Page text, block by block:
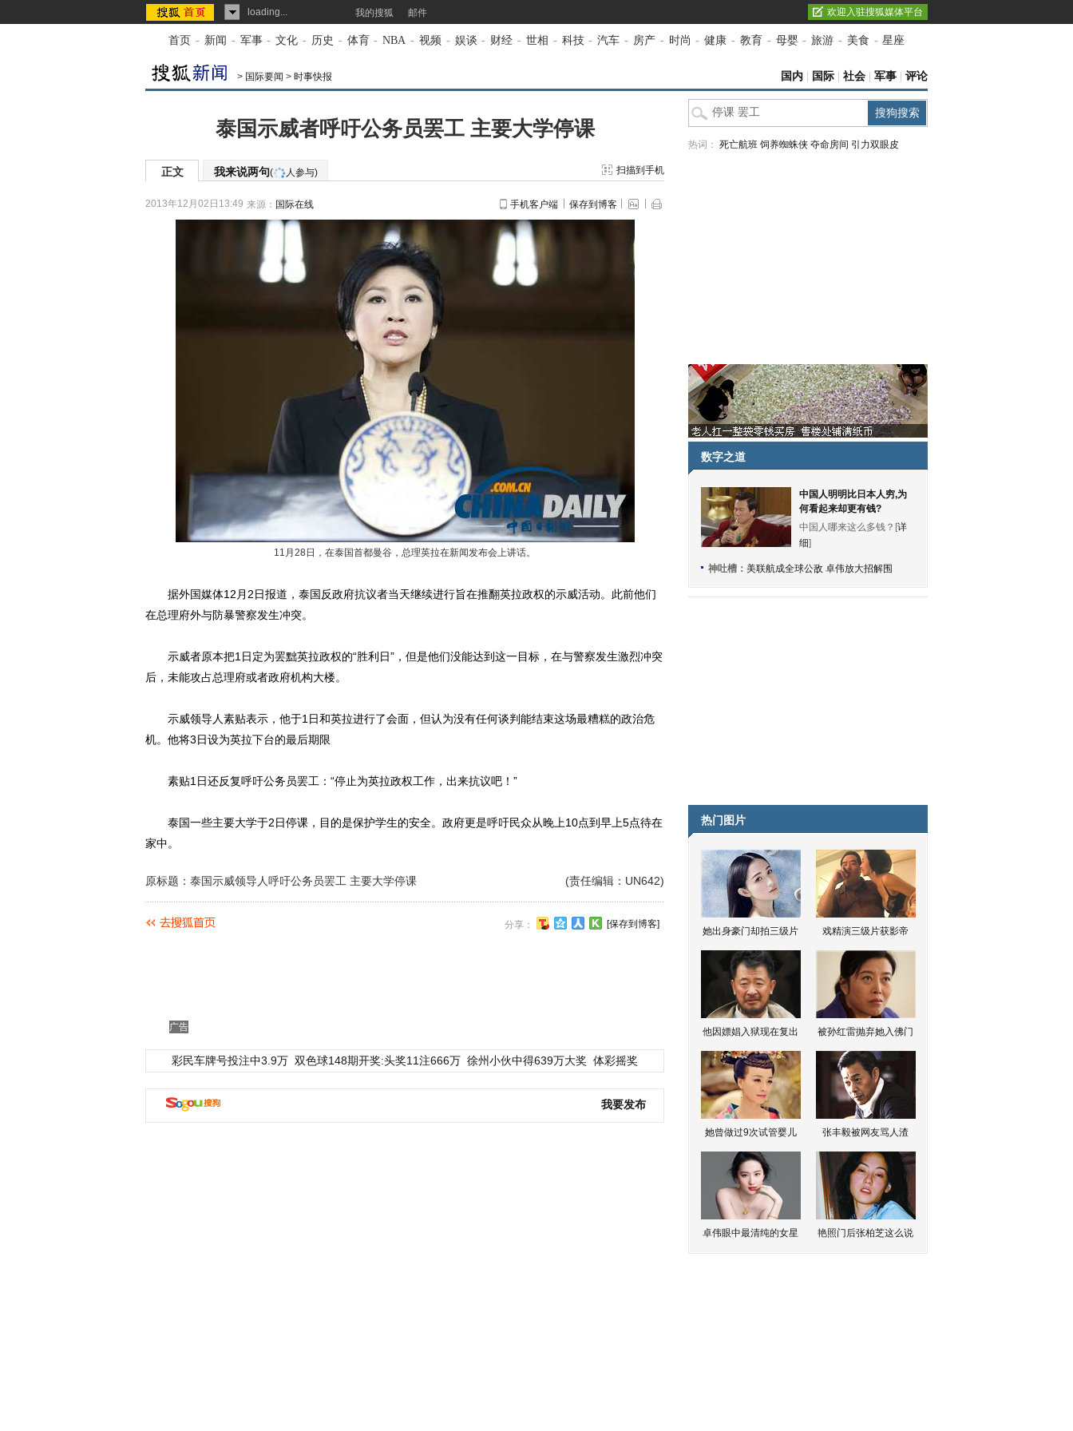
loading... 我的搜狐 邮件 欢迎入驻搜狐媒体平台
首页 - 新闻 - 军事 - 文化 - 历史 - 体育 - NBA - 视频 - 娱谈 - 财经 - 世相 - 科技 - 汽车 - 房产 - 时尚 - 健康 - 教育 - 母婴 - 旅游 - 美食 - 星座
> 国际要闻 > 时事快报 国内 国际 社会 军事 评论
泰国示威者呼吁公务员罢工 主要大学停课
正文 我来说两句( 人参与) 扫描到手机
2013年12月02日13:49 来源： 国际在线 手机客户端 保存到博客
11月28日，在泰国首都曼谷，总理英拉在新闻发布会上讲话。
据外国媒体12月2日报道，泰国反政府抗议者当天继续进行旨在推翻英拉政权的示威活动。此前他们
在总理府外与防暴警察发生冲突。
示威者原本把1日定为罢黜英拉政权的“胜利日”，但是他们没能达到这一目标，在与警察发生激烈冲突
后，未能攻占总理府或者政府机构大楼。
示威领导人素贴表示，他于1日和英拉进行了会面，但认为没有任何谈判能结束这场最糟糕的政治危
机。他将3日设为英拉下台的最后期限
素贴1日还反复呼吁公务员罢工：“停止为英拉政权工作，出来抗议吧！”
泰国一些主要大学于2日停课，目的是保护学生的安全。政府更是呼吁民众从晚上10点到早上5点待在
家中。
(责任编辑：UN642)
原标题：泰国示威领导人呼吁公务员罢工 主要大学停课
分享： [保存到博客]
广告
彩民车牌号投注中3.9万 双色球148期开奖:头奖11注666万 徐州小伙中得639万大奖 体彩摇奖
我要发布
热词： 死亡航班 饲养蜘蛛侠 夺命房间 引力双眼皮
数字之道
中国人明明比日本人穷,为
何看起来却更有钱?
中国人哪来这么多钱？[详
细]
神吐槽： 美联航成全球公敌 卓伟放大招解围
热门图片
她出身豪门却拍三级片 戏精演三级片获影帝
他因嫖娼入狱现在复出 被孙红雷抛弃她入佛门
她曾做过9次试管婴儿 张丰毅被网友骂人渣
卓伟眼中最清纯的女星 艳照门后张柏芝这么说